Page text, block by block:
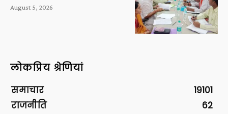
August 5, 2026
लोकप्रिय श्रेणियां
समाचार
19101
राजनीति
62